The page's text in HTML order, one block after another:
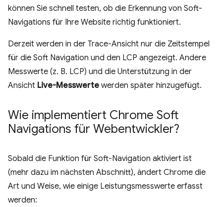
können Sie schnell testen, ob die Erkennung von Soft-
Navigations für Ihre Website richtig funktioniert.
Derzeit werden in der Trace-Ansicht nur die Zeitstempel
für die Soft Navigation und den LCP angezeigt. Andere
Messwerte (z. B. LCP) und die Unterstützung in der
Ansicht Live-Messwerte werden später hinzugefügt.
Wie implementiert Chrome Soft
Navigations für Webentwickler?
Sobald die Funktion für Soft-Navigation aktiviert ist
(mehr dazu im nächsten Abschnitt), ändert Chrome die
Art und Weise, wie einige Leistungsmesswerte erfasst
werden: